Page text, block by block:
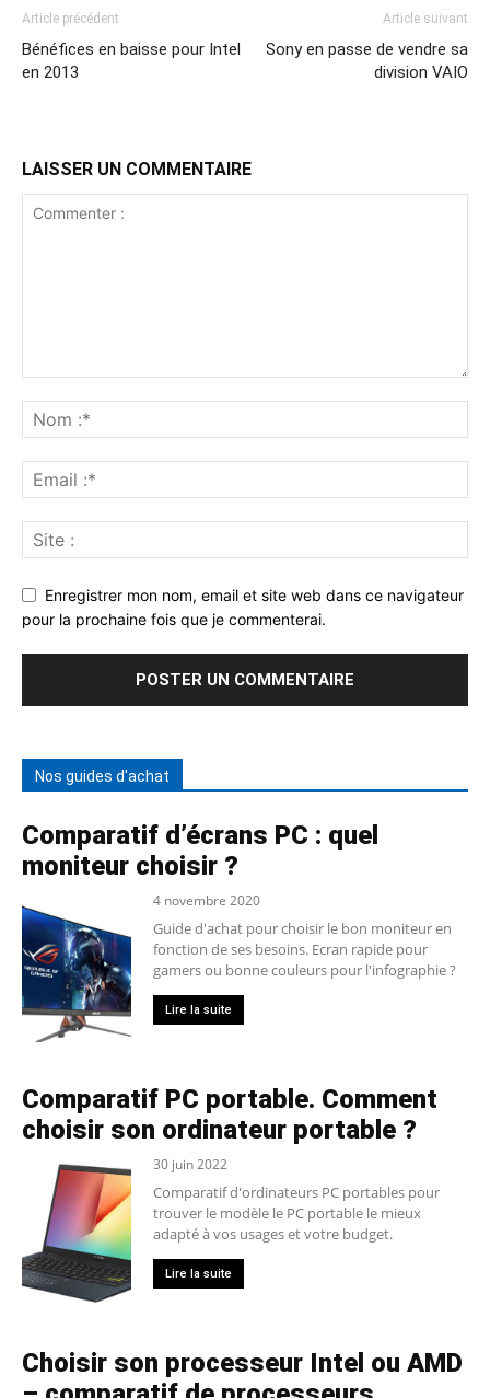
Article précédent
Bénéfices en baisse pour Intel
en 2013
Article suivant
Sony en passe de vendre sa
division VAIO
LAISSER UN COMMENTAIRE
Enregistrer mon nom, email et site web dans ce navigateur
pour la prochaine fois que je commenterai.
Nos guides d'achat
Comparatif d’écrans PC : quel
moniteur choisir ?
4 novembre 2020
Guide d'achat pour choisir le bon moniteur en
fonction de ses besoins. Ecran rapide pour
gamers ou bonne couleurs pour l'infographie ?
Lire la suite
Comparatif PC portable. Comment
choisir son ordinateur portable ?
30 juin 2022
Comparatif d'ordinateurs PC portables pour
trouver le modèle le PC portable le mieux
adapté à vos usages et votre budget.
Lire la suite
Choisir son processeur Intel ou AMD